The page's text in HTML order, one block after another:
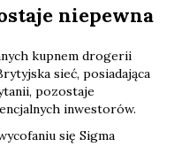
niepewna
kupnem drogerii
sieć, posiadająca
pozostaje
inwestorów.
się Sigma